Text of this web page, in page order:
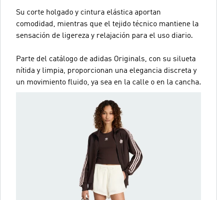
Su corte holgado y cintura elástica aportan
comodidad, mientras que el tejido técnico mantiene la
sensación de ligereza y relajación para el uso diario.
Parte del catálogo de adidas Originals, con su silueta
nítida y limpia, proporcionan una elegancia discreta y
un movimiento fluido, ya sea en la calle o en la cancha.